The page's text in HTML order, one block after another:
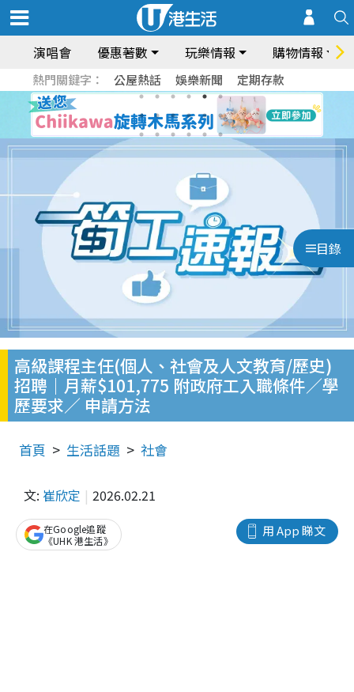
演唱會 優惠著數 玩樂情報 購物情報
熱門關鍵字： 公屋熱話 娛樂新聞 定期存款
目錄
高級課程主任(個人、社會及人文教育/歷史)
招聘｜月薪$101,775 附政府工入職條件／學
歷要求／ 申請方法
首頁 生活話題 社會
文: 崔欣定 2026.02.21
用 App 睇文
在Google追蹤
《UHK 港生活》